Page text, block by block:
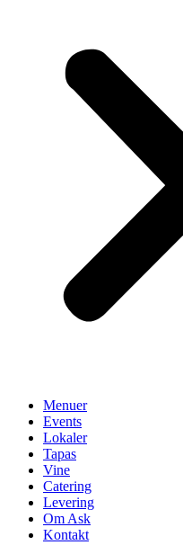
Menuer
Events
Lokaler
Tapas
Vine
Catering
Levering
Om Ask
Kontakt